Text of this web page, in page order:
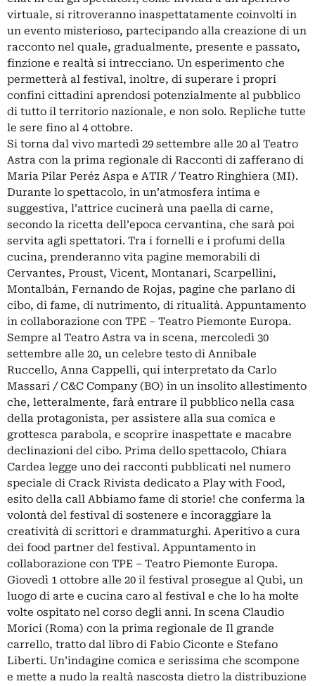
virtuale, si ritroveranno inaspettatamente coinvolti in
un evento misterioso, partecipando alla creazione di un
racconto nel quale, gradualmente, presente e passato,
finzione e realtà si intrecciano. Un esperimento che
permetterà al festival, inoltre, di superare i propri
confini cittadini aprendosi potenzialmente al pubblico
di tutto il territorio nazionale, e non solo. Repliche tutte
le sere fino al 4 ottobre.
Si torna dal vivo martedì 29 settembre alle 20 al Teatro
Astra con la prima regionale di Racconti di zafferano di
Maria Pilar Peréz Aspa e ATIR / Teatro Ringhiera (MI).
Durante lo spettacolo, in un’atmosfera intima e
suggestiva, l’attrice cucinerà una paella di carne,
secondo la ricetta dell’epoca cervantina, che sarà poi
servita agli spettatori. Tra i fornelli e i profumi della
cucina, prenderanno vita pagine memorabili di
Cervantes, Proust, Vicent, Montanari, Scarpellini,
Montalbán, Fernando de Rojas, pagine che parlano di
cibo, di fame, di nutrimento, di ritualità. Appuntamento
in collaborazione con TPE – Teatro Piemonte Europa.
Sempre al Teatro Astra va in scena, mercoledì 30
settembre alle 20, un celebre testo di Annibale
Ruccello, Anna Cappelli, qui interpretato da Carlo
Massari / C&C Company (BO) in un insolito allestimento
che, letteralmente, farà entrare il pubblico nella casa
della protagonista, per assistere alla sua comica e
grottesca parabola, e scoprire inaspettate e macabre
declinazioni del cibo. Prima dello spettacolo, Chiara
Cardea legge uno dei racconti pubblicati nel numero
speciale di Crack Rivista dedicato a Play with Food,
esito della call Abbiamo fame di storie! che conferma la
volontà del festival di sostenere e incoraggiare la
creatività di scrittori e drammaturghi. Aperitivo a cura
dei food partner del festival. Appuntamento in
collaborazione con TPE – Teatro Piemonte Europa.
Giovedì 1 ottobre alle 20 il festival prosegue al Qubì, un
luogo di arte e cucina caro al festival e che lo ha molte
volte ospitato nel corso degli anni. In scena Claudio
Morici (Roma) con la prima regionale de Il grande
carrello, tratto dal libro di Fabio Ciconte e Stefano
Liberti. Un’indagine comica e serissima che scompone
e mette a nudo la realtà nascosta dietro la distribuzione